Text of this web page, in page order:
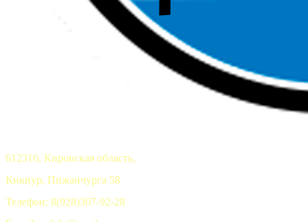
612316, Кировская область,
Кикнур, Пижанчурга 58
Телефон: 8(928)307-92-28